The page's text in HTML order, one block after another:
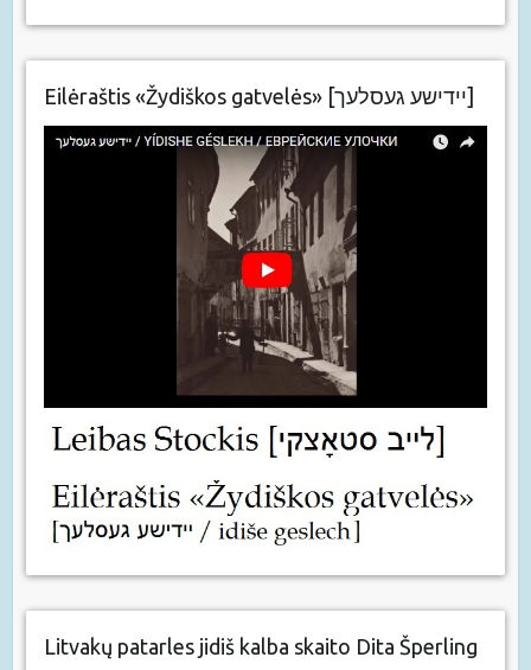
Eilėraštis «Žydiškos gatvelės» [יידישע געסלעך]
Litvakų patarles jidiš kalba skaito Dita Šperling